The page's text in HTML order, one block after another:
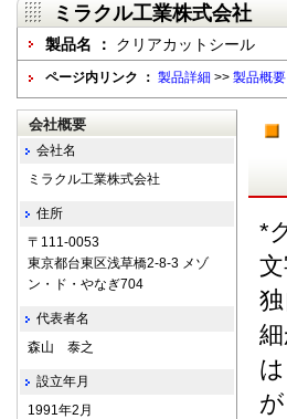
ミラクル工業株式会社
製品名 ： クリアカットシール
ページ内リンク ： 製品詳細 >> 製品概要
*
会社概要
会社名
ミラクル工業株式会社
住所
〒111-0053
東京都台東区浅草橋2-8-3 メゾ
ン・ド・やなぎ704
代表者名
森山 泰之
設立年月
1991年2月